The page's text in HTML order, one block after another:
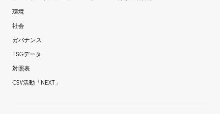
環境
社会
ガバナンス
ESGデータ
対照表
CSV活動「NEXT」